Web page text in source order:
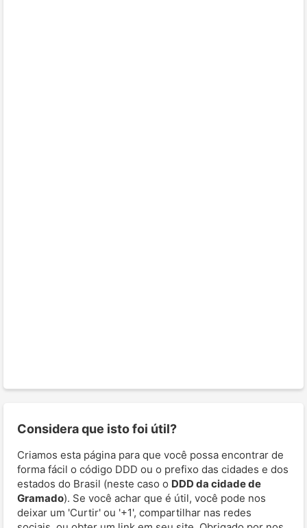
Considera que isto foi útil?
Criamos esta página para que você possa encontrar de
forma fácil o código DDD ou o prefixo das cidades e dos
estados do Brasil (neste caso o DDD da cidade de
Gramado). Se você achar que é útil, você pode nos
deixar um 'Curtir' ou '+1', compartilhar nas redes